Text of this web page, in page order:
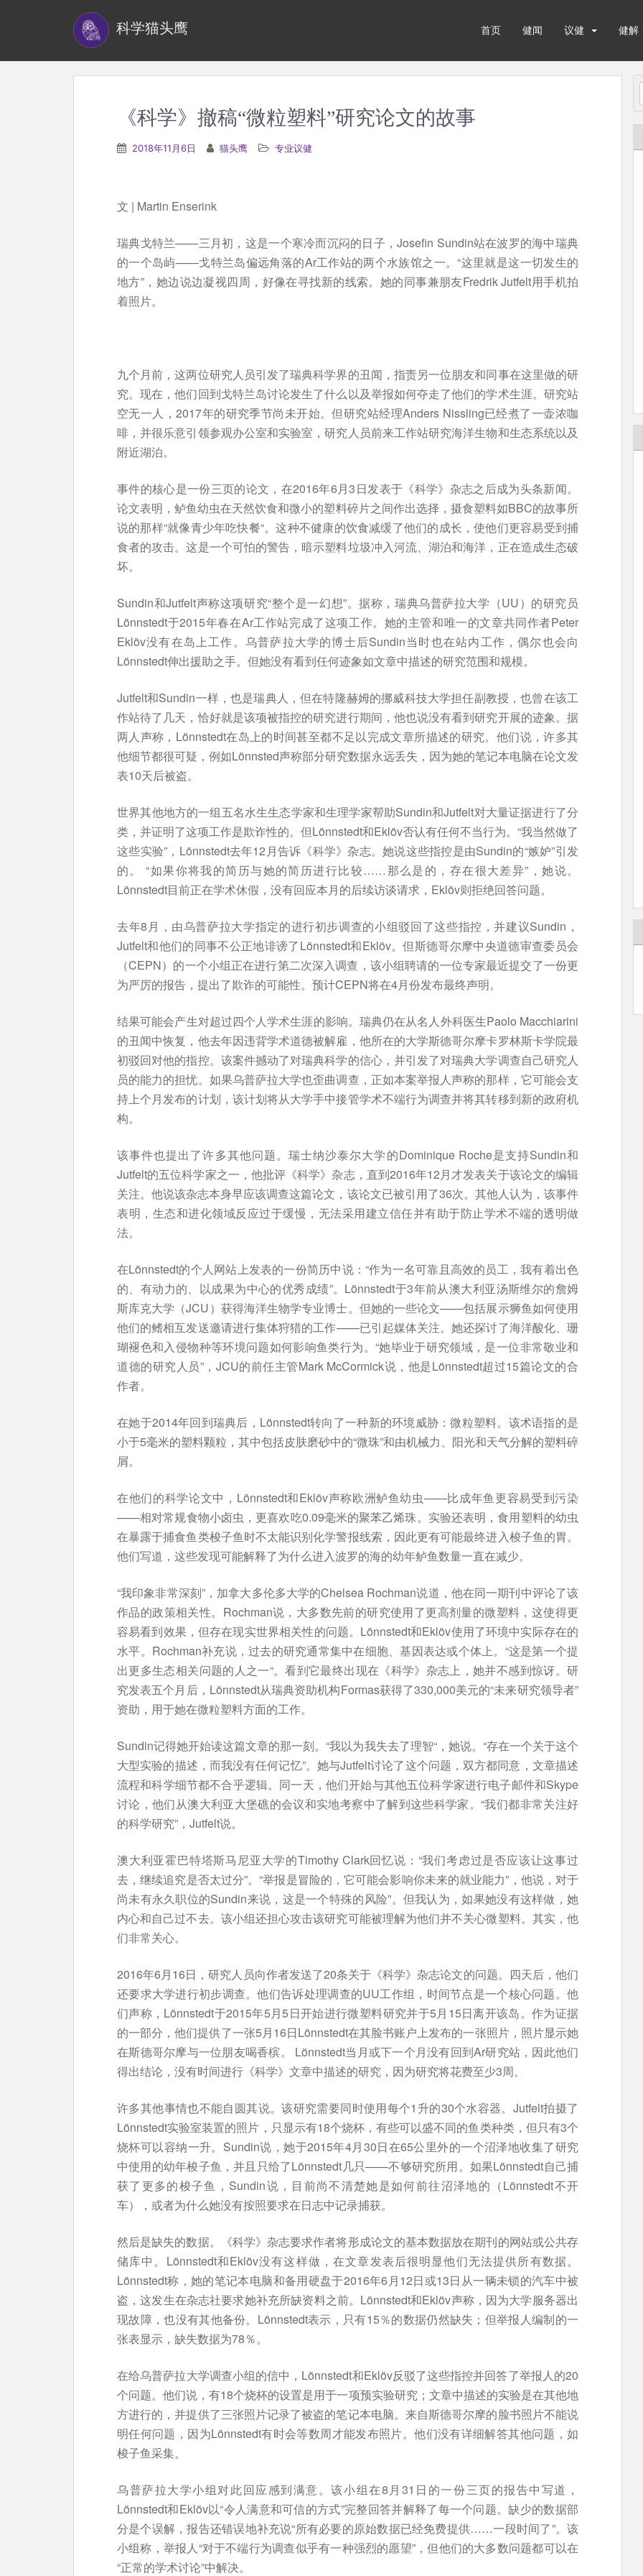
科学猫头鹰 首页 健闻 议健 健解
《科学》撤稿“微粒塑料”研究论文的故事
2018年11月6日 猫头鹰 专业议健
文 | Martin Enserink
瑞典戈特兰——三月初，这是一个寒冷而沉闷的日子，Josefin Sundin站在波罗的海中瑞典
的一个岛屿——戈特兰岛偏远角落的Ar工作站的两个水族馆之一。“这里就是这一切发生的
地方”，她边说边凝视四周，好像在寻找新的线索。她的同事兼朋友Fredrik Jutfelt用手机拍
着照片。
九个月前，这两位研究人员引发了瑞典科学界的丑闻，指责另一位朋友和同事在这里做的研
究。现在，他们回到戈特兰岛讨论发生了什么以及举报如何夺走了他们的学术生涯。研究站
空无一人，2017年的研究季节尚未开始。但研究站经理Anders Nissling已经煮了一壶浓咖
啡，并很乐意引领参观办公室和实验室，研究人员前来工作站研究海洋生物和生态系统以及
附近湖泊。
事件的核心是一份三页的论文，在2016年6月3日发表于《科学》杂志之后成为头条新闻。
论文表明，鲈鱼幼虫在天然饮食和微小的塑料碎片之间作出选择，摄食塑料如BBC的故事所
说的那样“就像青少年吃快餐“。这种不健康的饮食减缓了他们的成长，使他们更容易受到捕
食者的攻击。这是一个可怕的警告，暗示塑料垃圾冲入河流、湖泊和海洋，正在造成生态破
坏。
Sundin和Jutfelt声称这项研究“整个是一幻想”。据称，瑞典乌普萨拉大学（UU）的研究员
Lönnstedt于2015年春在Ar工作站完成了这项工作。她的主管和唯一的文章共同作者Peter
Eklöv没有在岛上工作。乌普萨拉大学的博士后Sundin当时也在站内工作，偶尔也会向
Lönnstedt伸出援助之手。但她没有看到任何迹象如文章中描述的研究范围和规模。
Jutfelt和Sundin一样，也是瑞典人，但在特隆赫姆的挪威科技大学担任副教授，也曾在该工
作站待了几天，恰好就是该项被指控的研究进行期间，他也说没有看到研究开展的迹象。据
两人声称，Lönnstedt在岛上的时间甚至都不足以完成文章所描述的研究。他们说，许多其
他细节都很可疑，例如Lönnsted声称部分研究数据永远丢失，因为她的笔记本电脑在论文发
表10天后被盗。
世界其他地方的一组五名水生生态学家和生理学家帮助Sundin和Jutfelt对大量证据进行了分
类，并证明了这项工作是欺诈性的。但Lönnstedt和Eklöv否认有任何不当行为。“我当然做了
这些实验”，Lönnstedt去年12月告诉《科学》杂志。她说这些指控是由Sundin的“嫉妒”引发
的。 “如果你将我的简历与她的简历进行比较……那么是的，存在很大差异”，她说。
Lönnstedt目前正在学术休假，没有回应本月的后续访谈请求，Eklöv则拒绝回答问题。
去年8月，由乌普萨拉大学指定的进行初步调查的小组驳回了这些指控，并建议Sundin，
Jutfelt和他们的同事不公正地诽谤了Lönnstedt和Eklöv。但斯德哥尔摩中央道德审查委员会
（CEPN）的一个小组正在进行第二次深入调查，该小组聘请的一位专家最近提交了一份更
为严厉的报告，提出了欺诈的可能性。预计CEPN将在4月份发布最终声明。
结果可能会产生对超过四个人学术生涯的影响。瑞典仍在从名人外科医生Paolo Macchiarini
的丑闻中恢复，他去年因违背学术道德被解雇，他所在的大学斯德哥尔摩卡罗林斯卡学院最
初驳回对他的指控。该案件撼动了对瑞典科学的信心，并引发了对瑞典大学调查自己研究人
员的能力的担忧。如果乌普萨拉大学也歪曲调查，正如本案举报人声称的那样，它可能会支
持上个月发布的计划，该计划将从大学手中接管学术不端行为调查并将其转移到新的政府机
构。
该事件也提出了许多其他问题。瑞士纳沙泰尔大学的Dominique Roche是支持Sundin和
Jutfelt的五位科学家之一，他批评《科学》杂志，直到2016年12月才发表关于该论文的编辑
关注。他说该杂志本身早应该调查这篇论文，该论文已被引用了36次。其他人认为，该事件
表明，生态和进化领域反应过于缓慢，无法采用建立信任并有助于防止学术不端的透明做
法。
在Lönnstedt的个人网站上发表的一份简历中说：“作为一名可靠且高效的员工，我有着出色
的、有动力的、以成果为中心的优秀成绩”。Lönnstedt于3年前从澳大利亚汤斯维尔的詹姆
斯库克大学（JCU）获得海洋生物学专业博士。但她的一些论文——包括展示狮鱼如何使用
他们的鳍相互发送邀请进行集体狩猎的工作——已引起媒体关注。她还探讨了海洋酸化、珊
瑚褪色和入侵物种等环境问题如何影响鱼类行为。“她毕业于研究领域，是一位非常敬业和
道德的研究人员”，JCU的前任主管Mark McCormick说，他是Lönnstedt超过15篇论文的合
作者。
在她于2014年回到瑞典后，Lönnstedt转向了一种新的环境威胁：微粒塑料。该术语指的是
小于5毫米的塑料颗粒，其中包括皮肤磨砂中的“微珠”和由机械力、阳光和天气分解的塑料碎
屑。
在他们的科学论文中，Lönnstedt和Eklöv声称欧洲鲈鱼幼虫——比成年鱼更容易受到污染
——相对常规食物小卤虫，更喜欢吃0.09毫米的聚苯乙烯珠。实验还表明，食用塑料的幼虫
在暴露于捕食鱼类梭子鱼时不太能识别化学警报线索，因此更有可能最终进入梭子鱼的胃。
他们写道，这些发现可能解释了为什么进入波罗的海的幼年鲈鱼数量一直在减少。
“我印象非常深刻”，加拿大多伦多大学的Chelsea Rochman说道，他在同一期刊中评论了该
作品的政策相关性。Rochman说，大多数先前的研究使用了更高剂量的微塑料，这使得更
容易看到效果，但存在现实世界相关性的问题。Lönnstedt和Eklöv使用了环境中实际存在的
水平。Rochman补充说，过去的研究通常集中在细胞、基因表达或个体上。“这是第一个提
出更多生态相关问题的人之一“。看到它最终出现在《科学》杂志上，她并不感到惊讶。研
究发表五个月后，Lönnstedt从瑞典资助机构Formas获得了330,000美元的“未来研究领导者”
资助，用于她在微粒塑料方面的工作。
Sundin记得她开始读这篇文章的那一刻。“我以为我失去了理智“，她说。“存在一个关于这个
大型实验的描述，而我没有任何记忆”。她与Jutfelt讨论了这个问题，双方都同意，文章描述
流程和科学细节都不合乎逻辑。同一天，他们开始与其他五位科学家进行电子邮件和Skype
讨论，他们从澳大利亚大堡礁的会议和实地考察中了解到这些科学家。“我们都非常关注好
的科学研究”，Jutfelt说。
澳大利亚霍巴特塔斯马尼亚大学的Timothy Clark回忆说：“我们考虑过是否应该让这事过
去，继续追究是否太过分”。“举报是冒险的，它可能会影响你未来的就业能力”，他说，对于
尚未有永久职位的Sundin来说，这是一个特殊的风险”。但我认为，如果她没有这样做，她
内心和自己过不去。该小组还担心攻击该研究可能被理解为他们并不关心微塑料。其实，他
们非常关心。
2016年6月16日，研究人员向作者发送了20条关于《科学》杂志论文的问题。四天后，他们
还要求大学进行初步调查。他们告诉处理调查的UU工作组，时间节点是一个核心问题。他
们声称，Lönnstedt于2015年5月5日开始进行微塑料研究并于5月15日离开该岛。作为证据
的一部分，他们提供了一张5月16日Lönnstedt在其脸书账户上发布的一张照片，照片显示她
在斯德哥尔摩与一位朋友喝香槟。 Lönnstedt当月或下一个月没有回到Ar研究站，因此他们
得出结论，没有时间进行《科学》文章中描述的研究，因为研究将花费至少3周。
许多其他事情也不能自圆其说。该研究需要同时使用每个1升的30个水容器。Jutfelt拍摄了
Lönnstedt实验室装置的照片，只显示有18个烧杯，有些可以盛不同的鱼类种类，但只有3个
烧杯可以容纳一升。Sundin说，她于2015年4月30日在65公里外的一个沼泽地收集了研究
中使用的幼年梭子鱼，并且只给了Lönnstedt几只——不够研究所用。如果Lönnstedt自己捕
获了更多的梭子鱼，Sundin说，目前尚不清楚她是如何前往沼泽地的（Lönnstedt不开
车），或者为什么她没有按照要求在日志中记录捕获。
然后是缺失的数据。《科学》杂志要求作者将形成论文的基本数据放在期刊的网站或公共存
储库中。Lönnstedt和Eklöv没有这样做，在文章发表后很明显他们无法提供所有数据。
Lönnstedt称，她的笔记本电脑和备用硬盘于2016年6月12日或13日从一辆未锁的汽车中被
盗，这发生在杂志社要求她补充所缺资料之前。Lönnstedt和Eklöv声称，因为大学服务器出
现故障，也没有其他备份。Lönnstedt表示，只有15％的数据仍然缺失；但举报人编制的一
张表显示，缺失数据为78％。
在给乌普萨拉大学调查小组的信中，Lönnstedt和Eklöv反驳了这些指控并回答了举报人的20
个问题。他们说，有18个烧杯的设置是用于一项预实验研究；文章中描述的实验是在其他地
方进行的，并提供了三张照片记录了被盗的笔记本电脑。来自斯德哥尔摩的脸书照片不能说
明任何问题，因为Lönnstedt有时会等数周才能发布照片。他们没有详细解答其他问题，如
梭子鱼采集。
乌普萨拉大学小组对此回应感到满意。该小组在8月31日的一份三页的报告中写道，
Lönnstedt和Eklöv以“令人满意和可信的方式”完整回答并解释了每一个问题。缺少的数据部
分是个误解，报告还错误地补充说“所有必要的原始数据已经免费提供……一段时间了”。该
小组称，举报人“对于不端行为调查似乎有一种强烈的愿望”，但他们的大多数问题都可以在
“正常的学术讨论”中解决。